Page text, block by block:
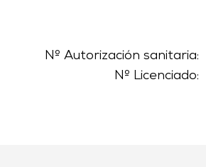
Nº Autorización sanitaria:
Nº Licenciado: